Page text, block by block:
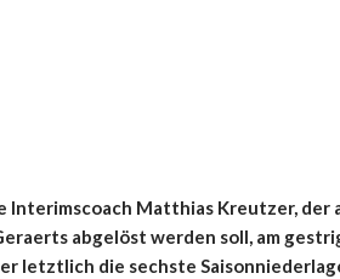
Interimscoach Matthias Kreutzer,
abgelöst werden soll, am
letztlich die sechste